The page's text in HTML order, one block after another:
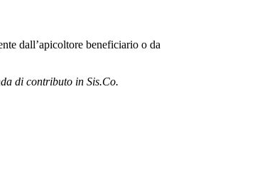
dall’apicoltore beneficiario o da
di contributo in Sis.Co.